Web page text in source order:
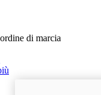
di marcia